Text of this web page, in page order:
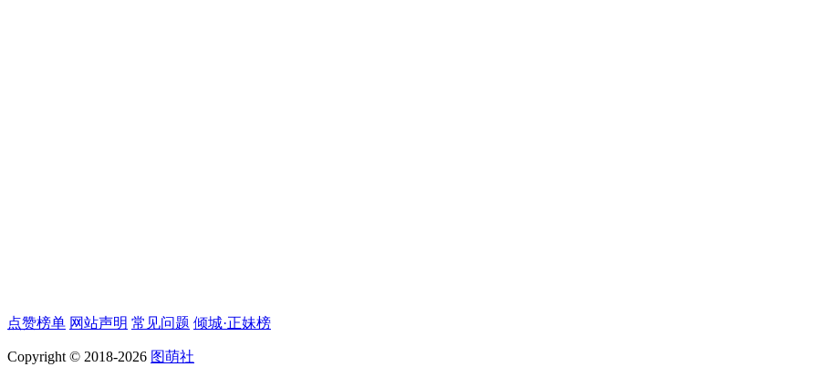
点赞榜单 网站声明 常见问题 倾城·正妹榜
Copyright © 2018-2026 图萌社